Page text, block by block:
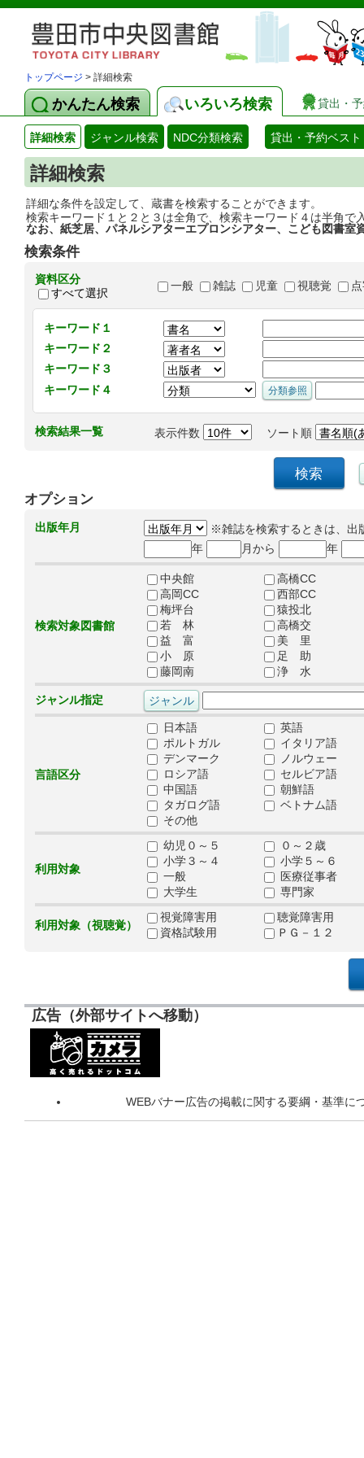
トップページ > 詳細検索
かんたん検索 いろいろ検索 貸出・
詳細検索 ジャンル検索 NDC分類検索 貸出・予約ベスト
詳細検索
詳細な条件を設定して、蔵書を検索することができます。
検索キーワード１と２と３は全角で、検索キーワード４は半角で
なお、紙芝居、パネルシアターエプロンシアター、こども図書室
検索条件
資料区分
すべて選択
一般 雑誌 児童 視聴覚
キーワード１
キーワード２
キーワード３
キーワード４
検索結果一覧 表示件数 ソート順
オプション
出版年月
※雑誌を検索するときは、出
年
月から 年
検索対象図書館
中央館
高橋CC
高岡CC
西部CC
梅坪台
猿投北
若 林
高橋交
益 富
美 里
小 原
足 助
藤岡南
浄 水
ジャンル指定
言語区分
日本語
英語
ポルトガル
イタリア語
デンマーク
ノルウェー
ロシア語
セルビア語
中国語
朝鮮語
タガログ語
ベトナム語
その他
利用対象
幼児０～５
０～２歳
小学３～４
小学５～６
一般
医療従事者
大学生
専門家
利用対象（視聴覚）
視覚障害用
聴覚障害用
資格試験用
ＰＧ－１２
広告（外部サイトへ移動）
WEBバナー広告の掲載に関する要綱・基準に